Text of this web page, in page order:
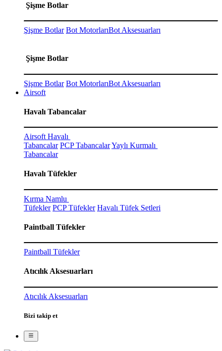
Şişme Botlar
Şişme Botlar Bot MotorlarıBot Aksesuarları
Şişme Botlar
Şişme Botlar Bot MotorlarıBot Aksesuarları
Airsoft
Havalı Tabancalar
Airsoft Havalı
Tabancalar PCP TabancalarYaylı Kurmalı
Tabancalar
Havalı Tüfekler
Kırma Namlu
Tüfekler PCP Tüfekler Havalı Tüfek Setleri
Paintball Tüfekler
Paintball Tüfekler
Atıcılık Aksesuarları
Atıcılık Aksesuarları
Bizi takip et